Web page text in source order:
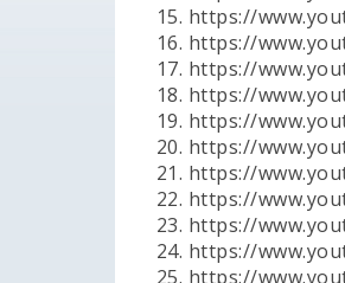
15. https://
16. https://
17. https://
18. https://
19. https://
20. https://
21. https://
22. https://
23. https://
24. https://
25. https://